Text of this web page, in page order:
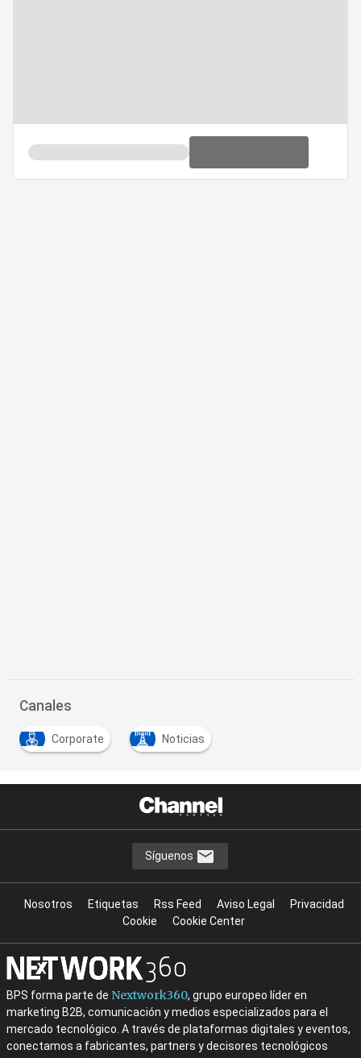
Canales
Corporate Noticias
Síguenos
Nosotros Etiquetas Rss Feed Aviso Legal
Privacidad
Cookie
Cookie Center
BPS forma parte de Nextwork360, grupo europeo líder en
marketing B2B, comunicación y medios especializados para el
mercado tecnológico. A través de plataformas digitales y eventos,
conectamos a fabricantes, partners y decisores tecnológicos